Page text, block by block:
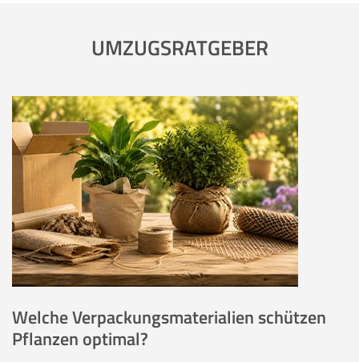
UMZUGSRATGEBER
Welche Verpackungsmaterialien schützen
Pflanzen optimal?